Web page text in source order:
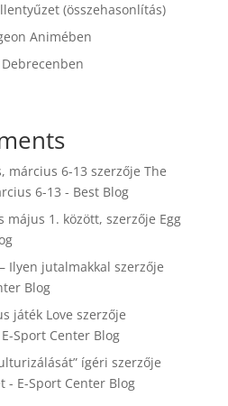
(összehasonlítás)
Animében
március 6-13 szerzője The
6-13 - Best Blog
május 1. között, szerzője Egg
Ilyen jutalmakkal szerzője
Blog
játék Love szerzője
Sport Center Blog
ígéri szerzője
- E-Sport Center Blog